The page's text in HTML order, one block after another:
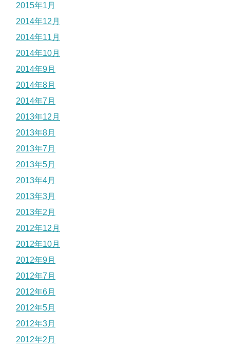
2015年1月
2014年12月
2014年11月
2014年10月
2014年9月
2014年8月
2014年7月
2013年12月
2013年8月
2013年7月
2013年5月
2013年4月
2013年3月
2013年2月
2012年12月
2012年10月
2012年9月
2012年7月
2012年6月
2012年5月
2012年3月
2012年2月